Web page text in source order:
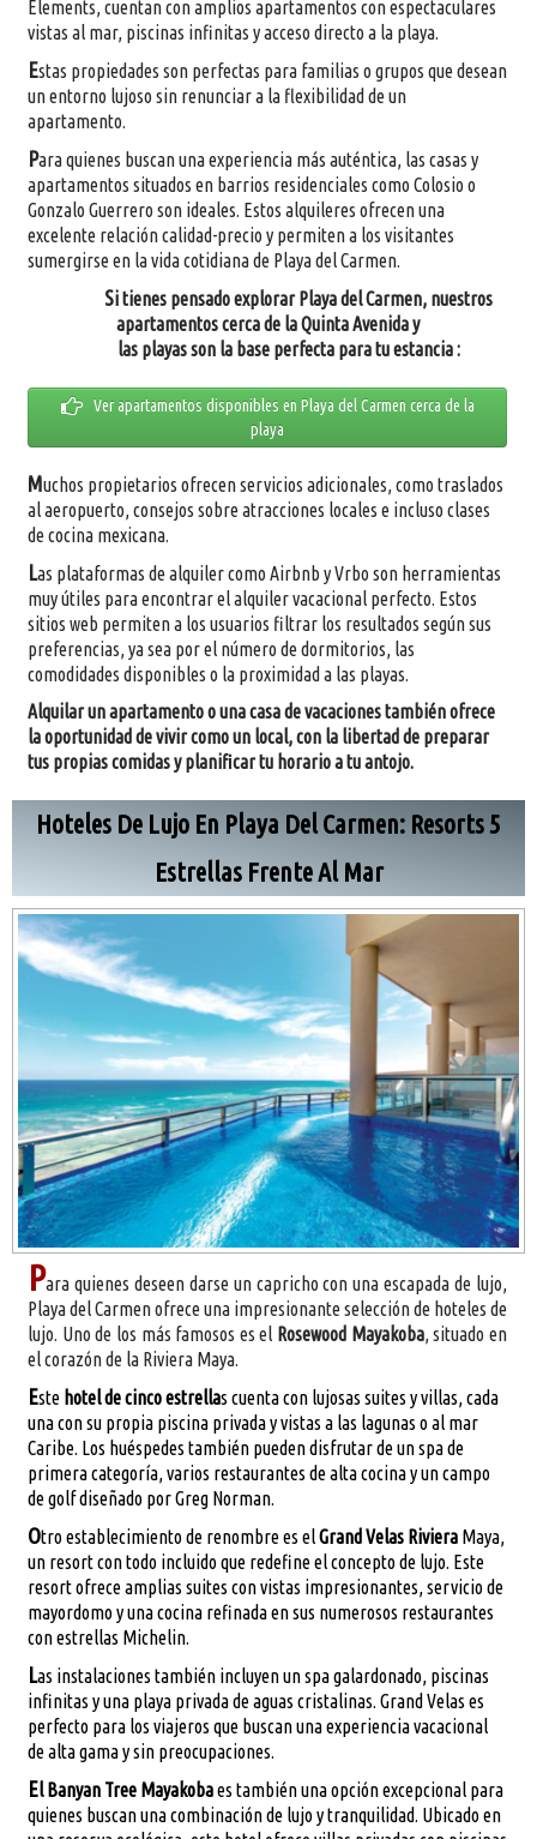
Elements, cuentan con amplios apartamentos con espectaculares
vistas al mar, piscinas infinitas y acceso directo a la playa.
Estas propiedades son perfectas para familias o grupos que desean
un entorno lujoso sin renunciar a la flexibilidad de un
apartamento.
Para quienes buscan una experiencia más auténtica, las casas y
apartamentos situados en barrios residenciales como Colosio o
Gonzalo Guerrero son ideales. Estos alquileres ofrecen una
excelente relación calidad-precio y permiten a los visitantes
sumergirse en la vida cotidiana de Playa del Carmen.
Si tienes pensado explorar Playa del Carmen, nuestros
apartamentos cerca de la Quinta Avenida y
las playas son la base perfecta para tu estancia :
Ver apartamentos disponibles en Playa del Carmen cerca de la
playa
Muchos propietarios ofrecen servicios adicionales, como traslados
al aeropuerto, consejos sobre atracciones locales e incluso clases
de cocina mexicana.
Las plataformas de alquiler como Airbnb y Vrbo son herramientas
muy útiles para encontrar el alquiler vacacional perfecto. Estos
sitios web permiten a los usuarios filtrar los resultados según sus
preferencias, ya sea por el número de dormitorios, las
comodidades disponibles o la proximidad a las playas.
Alquilar un apartamento o una casa de vacaciones también ofrece
la oportunidad de vivir como un local, con la libertad de preparar
tus propias comidas y planificar tu horario a tu antojo.
Hoteles De Lujo En Playa Del Carmen: Resorts 5
Estrellas Frente Al Mar
Para quienes deseen darse un capricho con una escapada de lujo,
Playa del Carmen ofrece una impresionante selección de hoteles de
lujo. Uno de los más famosos es el Rosewood Mayakoba, situado en
el corazón de la Riviera Maya.
Este hotel de cinco estrellas cuenta con lujosas suites y villas, cada
una con su propia piscina privada y vistas a las lagunas o al mar
Caribe. Los huéspedes también pueden disfrutar de un spa de
primera categoría, varios restaurantes de alta cocina y un campo
de golf diseñado por Greg Norman.
Otro establecimiento de renombre es elGrand Velas Riviera Maya,
un resort con todo incluido que redefine el concepto de lujo. Este
resort ofrece amplias suites con vistas impresionantes, servicio de
mayordomo y una cocina refinada en sus numerosos restaurantes
con estrellas Michelin.
Las instalaciones también incluyen un spa galardonado, piscinas
infinitas y una playa privada de aguas cristalinas. Grand Velas es
perfecto para los viajeros que buscan una experiencia vacacional
de alta gama y sin preocupaciones.
El Banyan Tree Mayakobaes también una opción excepcional para
quienes buscan una combinación de lujo y tranquilidad. Ubicado en